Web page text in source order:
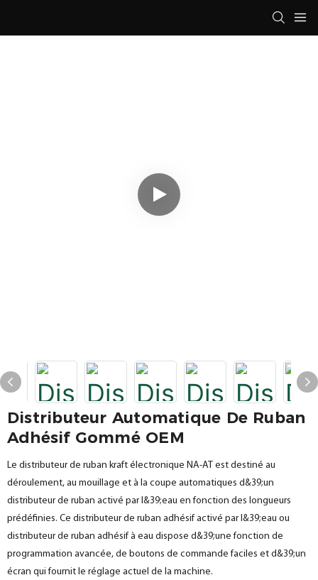
Distributeur Automatique De Ruban
Adhésif Gommé OEM
Le distributeur de ruban kraft électronique NA-AT est destiné au
déroulement, au mouillage et à la coupe automatiques d&39;un
distributeur de ruban activé par l&39;eau en fonction des longueurs
prédéfinies. Ce distributeur de ruban adhésif activé par l&39;eau ou
distributeur de ruban adhésif à eau dispose d&39;une fonction de
programmation avancée, de boutons de commande faciles et d&39;un
écran qui fournit le réglage actuel de la machine.